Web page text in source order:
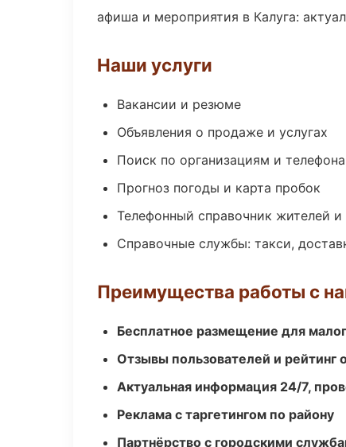
афиша и мероприятия в Калуга:
Наши услуги
Вакансии и резюме
Объявления о продаже и услугах
Поиск по организациям и
Прогноз погоды и карта пробок
Телефонный справочник жителей
Справочные службы: такси,
Преимущества работы с
Бесплатное размещение для
Отзывы пользователей и рейтинг
Актуальная информация 24/7,
Реклама с таргетингом по району
Партнёрство с городскими